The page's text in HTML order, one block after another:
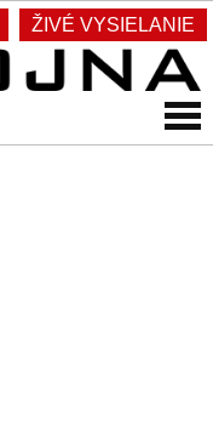
ŽIVÉ VYSIELANIE